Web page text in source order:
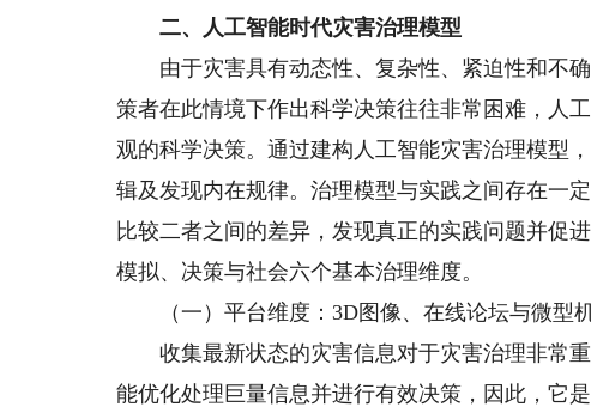
二、人工智能时代灾害治理模型
由于灾害具有动态性、复杂性、紧迫性和不确
策者在此情境下作出科学决策往往非常困难，人
观的科学决策。通过建构人工智能灾害治理模型
辑及发现内在规律。治理模型与实践之间存在一
比较二者之间的差异，发现真正的实践问题并促
模拟、决策与社会六个基本治理维度。
（一）平台维度：3D图像、在线论坛与微型
收集最新状态的灾害信息对于灾害治理非常重
能优化处理巨量信息并进行有效决策，因此，它